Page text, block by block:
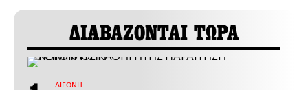
ΔΙΑΒΑΖΟΝΤΑΙ ΤΩΡΑ
ΔΙΕΘΝΗ